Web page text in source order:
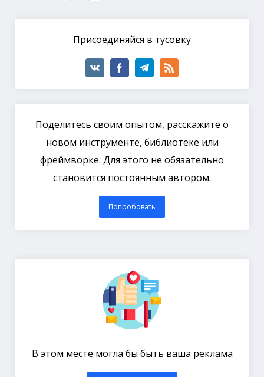
Присоединяйся в тусовку
Поделитесь своим опытом, расскажите о
новом инструменте, библиотеке или
фреймворке. Для этого не обязательно
становится постоянным автором.
Попробовать
В этом месте могла бы быть ваша реклама